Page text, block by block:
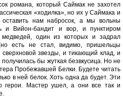
романа, который Саймак не захотел
«ходилка», но их у Саймака и
нам набросок, а мы вольны
и Вийон-бандит и вор, и пунктиром
один из которых и задрал
есть не стал, видимо, пришельцы
звезды, и тикающий клад, и
бы жуткая безвкусица. Но не
Пробежавшей Белки. Будете читать
в ней белок. Хоть одна да будет. Эти
герои. Мастер ушел, а они все так и